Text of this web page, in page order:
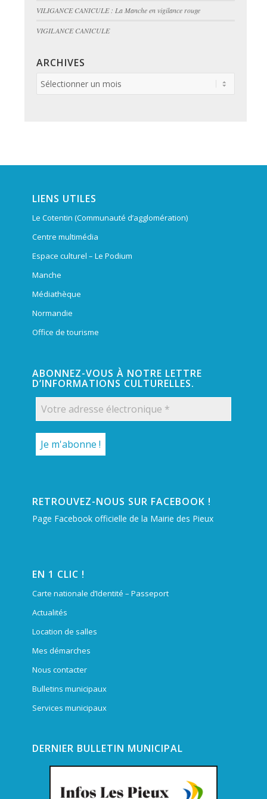
VILIGANCE CANICULE : La Manche en vigilance rouge
VIGILANCE CANICULE
ARCHIVES
LIENS UTILES
Le Cotentin (Communauté d’agglomération)
Centre multimédia
Espace culturel – Le Podium
Manche
Médiathèque
Normandie
Office de tourisme
ABONNEZ-VOUS À NOTRE LETTRE
D’INFORMATIONS CULTURELLES.
RETROUVEZ-NOUS SUR FACEBOOK !
Page Facebook officielle de la Mairie des Pieux
EN 1 CLIC !
Carte nationale d’Identité – Passeport
Actualités
Location de salles
Mes démarches
Nous contacter
Bulletins municipaux
Services municipaux
DERNIER BULLETIN MUNICIPAL